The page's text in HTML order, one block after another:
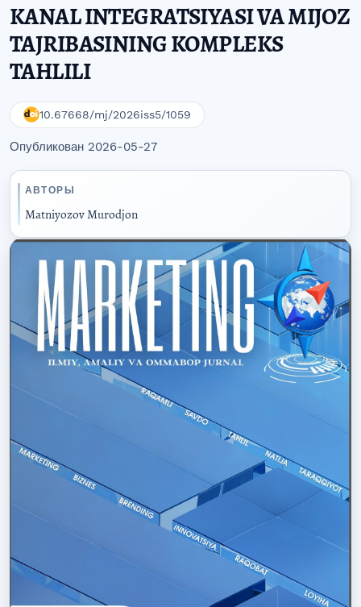
KANAL INTEGRATSIYASI VA MIJOZ
TAJRIBASINING KOMPLEKS
TAHLILI
10.67668/mj/2026iss5/1059
Опубликован 2026-05-27
АВТОРЫ
Matniyozov Murodjon